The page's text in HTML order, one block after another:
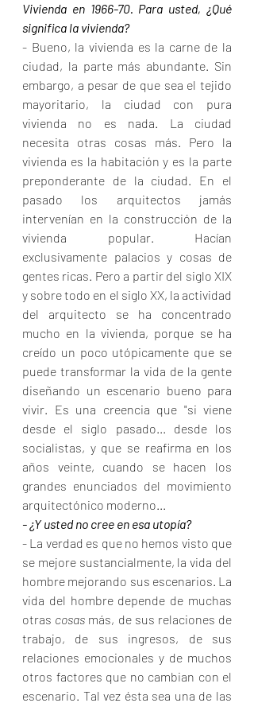
Vivienda en 1966-70. Para usted, ¿Qué
significa la vivienda?
- Bueno, la vivienda es la carne de la
ciudad, la parte más abundante. Sin
embargo, a pesar de que sea el tejido
mayoritario, la ciudad con pura
vivienda no es nada. La ciudad
necesita otras cosas más. Pero la
vivienda es la habitación y es la parte
preponderante de la ciudad. En el
pasado los arquitectos jamás
intervenían en la construcción de la
vivienda popular. Hacían
exclusivamente palacios y cosas de
gentes ricas. Pero a partir del siglo XIX
y sobre todo en el siglo XX, la actividad
del arquitecto se ha concentrado
mucho en la vivienda, porque se ha
creído un poco utópicamente que se
puede transformar la vida de la gente
diseñando un escenario bueno para
vivir. Es una creencia que "si viene
desde el siglo pasado... desde los
socialistas, y que se reafirma en los
años veinte, cuando se hacen los
grandes enunciados del movimiento
arquitectónico moderno...
- ¿Y usted no cree en esa utopía?
- La verdad es que no hemos visto que
se mejore sustancialmente, la vida del
hombre mejorando sus escenarios. La
vida del hombre depende de muchas
otras cosas más, de sus relaciones de
trabajo, de sus ingresos, de sus
relaciones emocionales y de muchos
otros factores que no cambian con el
escenario. Tal vez ésta sea una de las